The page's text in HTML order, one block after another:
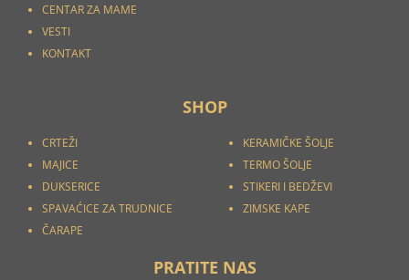
CENTAR ZA MAME
VESTI
KONTAKT
SHOP
CRTEŽI
MAJICE
DUKSERICE
SPAVAĆICE ZA TRUDNICE
ČARAPE
KERAMIČKE ŠOLJE
TERMO ŠOLJE
STIKERI I BEDŽEVI
ZIMSKE KAPE
PRATITE NAS